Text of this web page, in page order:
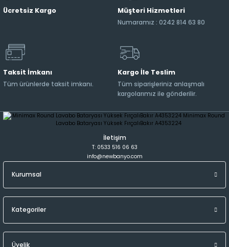
Ücretsiz Kargo Müşteri Hizmetleri
Numaramız : 0242 814 63 80
Taksit İmkanı
Tüm ürünlerde taksit imkanı.
Kargo İle Teslim
Tüm siparişleriniz anlaşmalı
kargolarımız ile gönderilir.
İletişim
T: 0533 516 06 63
info@newbanyo.com
Kurumsal
Kategoriler
Üyelik